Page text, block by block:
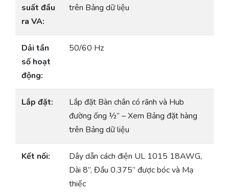
suất đầu
ra VA:
trên Bảng dữ liệu
Dải tần
số hoạt
động:
50/60 Hz
Lắp đặt:
Lắp đặt Bàn chân có rãnh và Hub
đường ống ½” – Xem Bảng đặt hàng
trên Bảng dữ liệu
Kết nối:
Dây dẫn cách điện UL 1015 18AWG,
Dài 8”, Đầu 0.375” được bóc và Mạ
thiếc